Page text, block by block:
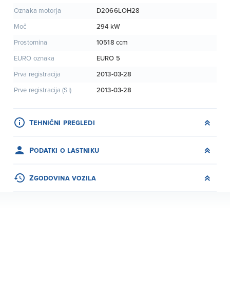
Oznaka motorja D2066LOH28
Moč 294 kW
Prostornina 10518 ccm
EURO oznaka EURO 5
Prva registracija 2013-03-28
Prve registracija (SI) 2013-03-28
Tehnični pregledi
Podatki o lastniku
Zgodovina vozila